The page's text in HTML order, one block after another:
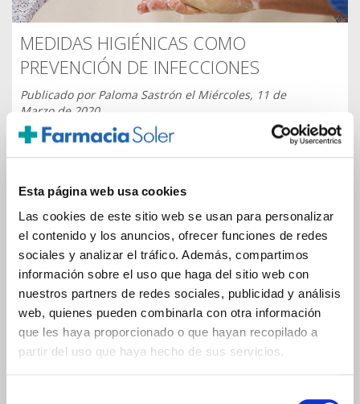
Esta página web usa cookies
Las cookies de este sitio web se usan para personalizar
el contenido y los anuncios, ofrecer funciones de redes
sociales y analizar el tráfico. Además, compartimos
información sobre el uso que haga del sitio web con
nuestros partners de redes sociales, publicidad y análisis
web, quienes pueden combinarla con otra información
que les haya proporcionado o que hayan recopilado a
partir del uso que haya hecho de sus servicios.
MEDIDAS HIGIÉNICAS COMO
PREVENCIÓN DE INFECCIONES
Publicado porPaloma Sastrón el Miércoles, 11 de
Marzo de 2020
El propósito de este post no es aportar más información
sobre el Coronavirus porque estamos intoxicados con
cosa y no sabemos qué hacer con ella.
Publicado enCuerpo sano en mente sana|Dejar un comentario
2 | | 9
SUPER NATURAL